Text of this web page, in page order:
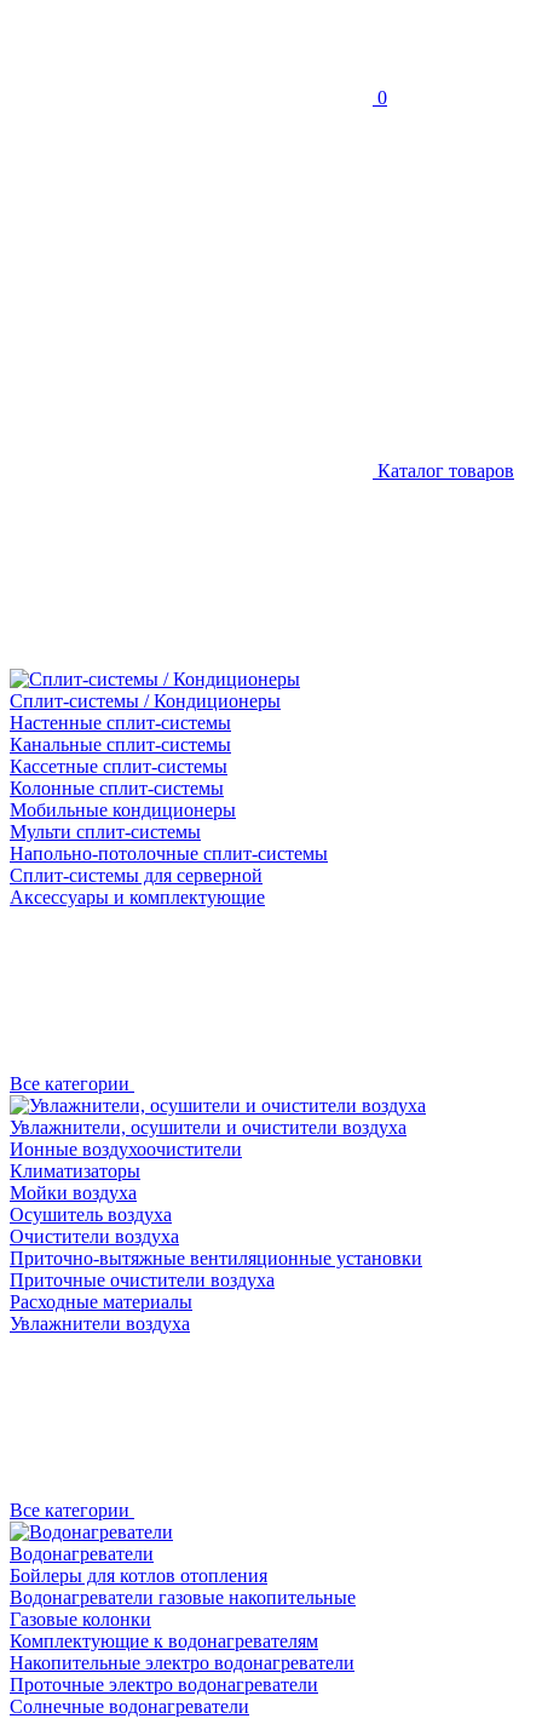
0
Каталог товаров
Сплит-системы / Кондиционеры
Настенные сплит-системы
Канальные сплит-системы
Кассетные сплит-системы
Колонные сплит-системы
Мобильные кондиционеры
Мульти сплит-системы
Напольно-потолочные сплит-системы
Сплит-системы для серверной
Аксессуары и комплектующие
Все категории
Увлажнители, осушители и очистители воздуха
Ионные воздухоочистители
Климатизаторы
Мойки воздуха
Осушитель воздуха
Очистители воздуха
Приточно-вытяжные вентиляционные установки
Приточные очистители воздуха
Расходные материалы
Увлажнители воздуха
Все категории
Водонагреватели
Бойлеры для котлов отопления
Водонагреватели газовые накопительные
Газовые колонки
Комплектующие к водонагревателям
Накопительные электро водонагреватели
Проточные электро водонагреватели
Солнечные водонагреватели